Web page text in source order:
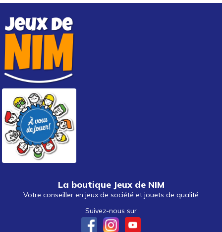
La boutique Jeux de NIM
Votre conseiller en jeux de société et jouets de qualité
Suivez-nous sur